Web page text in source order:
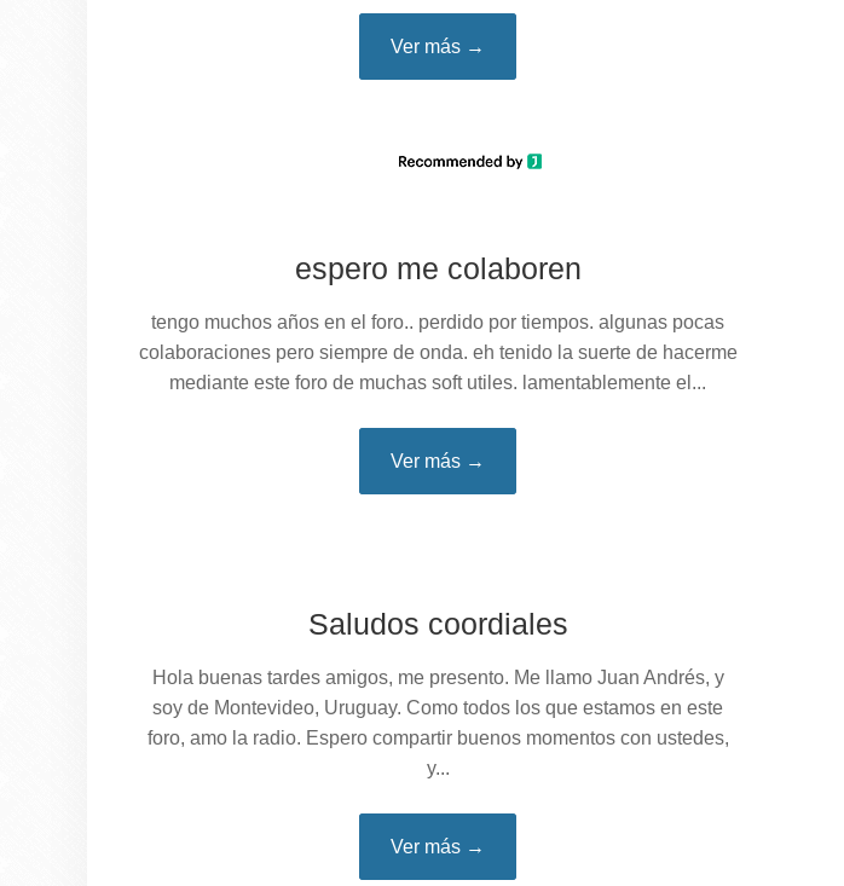
Ver más →
espero me colaboren
tengo muchos años en el foro.. perdido por tiempos. algunas pocas
colaboraciones pero siempre de onda. eh tenido la suerte de hacerme
mediante este foro de muchas soft utiles. lamentablemente el...
Ver más →
Saludos coordiales
Hola buenas tardes amigos, me presento. Me llamo Juan Andrés, y
soy de Montevideo, Uruguay. Como todos los que estamos en este
foro, amo la radio. Espero compartir buenos momentos con ustedes,
y...
Ver más →